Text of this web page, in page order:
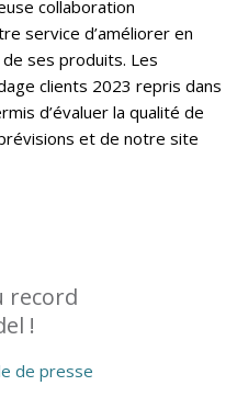
collaboration
service d’améliorer en
ses produits. Les
clients 2023 repris dans
d’évaluer la qualité de
et de notre site
record
!
de presse